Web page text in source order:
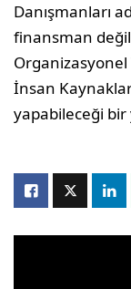
Danışmanları
finansman
Organizasyonel
İnsan
yapabileceği